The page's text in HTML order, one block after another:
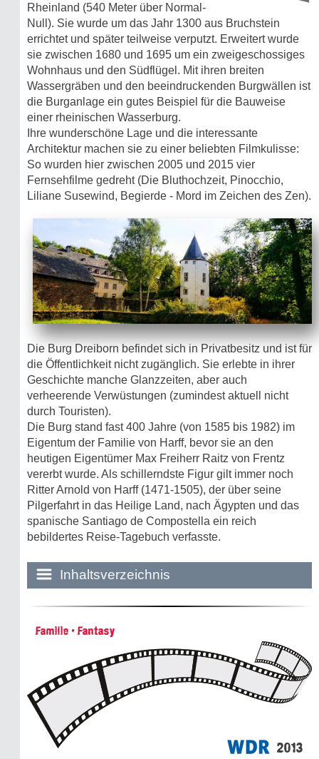
Rheinland (540 Meter über Normal-
Null). Sie wurde um das Jahr 1300 aus Bruchstein
errichtet und später teilweise verputzt. Erweitert wurde
sie zwischen 1680 und 1695 um ein zweigeschossiges
Wohnhaus und den Südflügel. Mit ihren breiten
Wassergräben und den beeindruckenden Burgwällen ist
die Burganlage ein gutes Beispiel für die Bauweise
einer rheinischen Wasserburg.
Ihre wunderschöne Lage und die interessante
Architektur machen sie zu einer beliebten Filmkulisse:
So wurden hier zwischen 2005 und 2015 vier
Fernsehfilme gedreht (Die Bluthochzeit, Pinocchio,
Liliane Susewind, Begierde - Mord im Zeichen des Zen).
Die Burg Dreiborn befindet sich in Privatbesitz und ist für
die Öffentlichkeit nicht zugänglich. Sie erlebte in ihrer
Geschichte manche Glanzzeiten, aber auch
verheerende Verwüstungen (zumindest aktuell nicht
durch Touristen).
Die Burg stand fast 400 Jahre (von 1585 bis 1982) im
Eigentum der Familie von Harff, bevor sie an den
heutigen Eigentümer Max Freiherr Raitz von Frentz
vererbt wurde. Als schillerndste Figur gilt immer noch
Ritter Arnold von Harff (1471-1505), der über seine
Pilgerfahrt in das Heilige Land, nach Ägypten und das
spanische Santiago de Compostella ein reich
bebildertes Reise-Tagebuch verfasste.
Inhaltsverzeichnis
Historie:
Mythen, Märchen & Legenden (2025)
Familie • Fantasy
2013